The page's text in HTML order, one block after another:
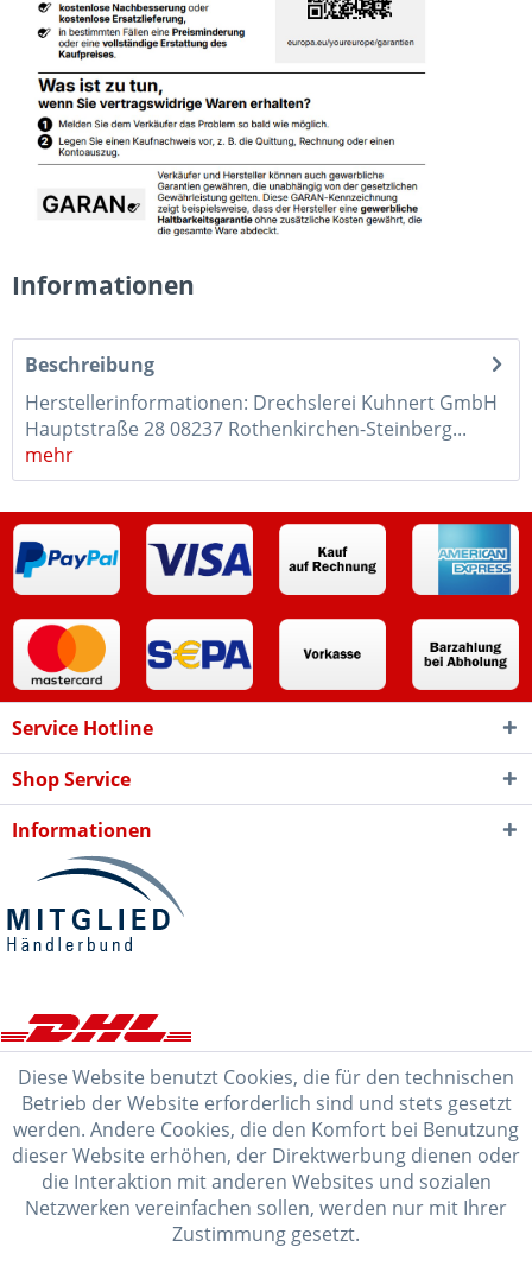
Informationen
Beschreibung
Herstellerinformationen: Drechslerei Kuhnert GmbH
Hauptstraße 28 08237 Rothenkirchen-Steinberg...
mehr
Service Hotline
Shop Service
Informationen
Diese Website benutzt Cookies, die für den technischen
Betrieb der Website erforderlich sind und stets gesetzt
werden. Andere Cookies, die den Komfort bei Benutzung
dieser Website erhöhen, der Direktwerbung dienen oder
die Interaktion mit anderen Websites und sozialen
Netzwerken vereinfachen sollen, werden nur mit Ihrer
Zustimmung gesetzt.